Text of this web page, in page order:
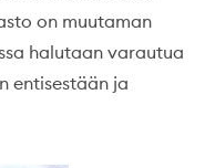
on muutaman
halutaan varautua
entisestään ja